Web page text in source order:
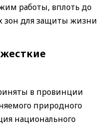
работы, вплоть до
зон для защиты жизни
в провинции
природного
национального